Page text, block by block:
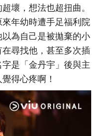
壞，想法也超扭曲。
年幼時遭手足福利院
為自己是被拋棄的小
尋找他，甚至多次插
是「金丹宇」後與主
得心疼啊！